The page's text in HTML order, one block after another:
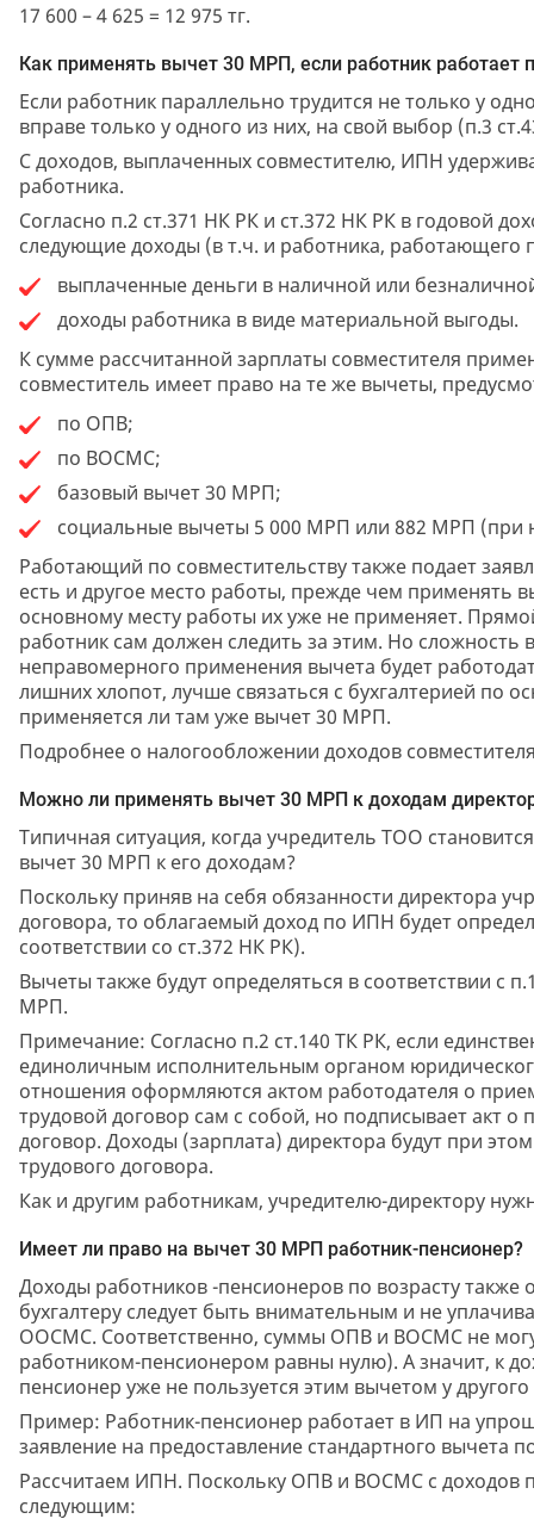
17 600 – 4 625 = 12 975 тг.
Как применять вычет 30 МРП, если работник работает
Если работник параллельно трудится не только у
вправе только у одного из них, на свой выбор (п.3
С доходов, выплаченных совместителю, ИПН
работника.
Согласно п.2 ст.371 НК РК и ст.372 НК РК в годовой
следующие доходы (в т.ч. и работника, работающего
выплаченные деньги в наличной или
доходы работника в виде материальной выгоды.
К сумме рассчитанной зарплаты совместителя
совместитель имеет право на те же вычеты,
по ОПВ;
по ВОСМС;
базовый вычет 30 МРП;
социальные вычеты 5 000 МРП или 882 МРП (при
Работающий по совместительству также подает
есть и другое место работы, прежде чем применять
основному месту работы их уже не применяет.
работник сам должен следить за этим. Но
неправомерного применения вычета будет
лишних хлопот, лучше связаться с бухгалтерией по
применяется ли там уже вычет 30 МРП.
Подробнее о налогообложении доходов
Можно ли применять вычет 30 МРП к доходам
Типичная ситуация, когда учредитель ТОО
вычет 30 МРП к его доходам?
Поскольку приняв на себя обязанности директора
договора, то облагаемый доход по ИПН будет
соответствии со ст.372 НК РК).
Вычеты также будут определяться в соответствии с
МРП.
Примечание: Согласно п.2 ст.140 ТК РК, если
единоличным исполнительным органом
отношения оформляются актом работодателя о
трудовой договор сам с собой, но подписывает акт
договор. Доходы (зарплата) директора будут при
трудового договора.
Как и другим работникам, учредителю-директору
Имеет ли право на вычет 30 МРП работник-пенсионер?
Доходы работников -пенсионеров по возрасту
бухгалтеру следует быть внимательным и не
ООСМС. Соответственно, суммы ОПВ и ВОСМС не
работником-пенсионером равны нулю). А значит, к
пенсионер уже не пользуется этим вычетом у другого
Пример: Работник-пенсионер работает в ИП на
заявление на предоставление стандартного
Рассчитаем ИПН. Поскольку ОПВ и ВОСМС с доходов
следующим: